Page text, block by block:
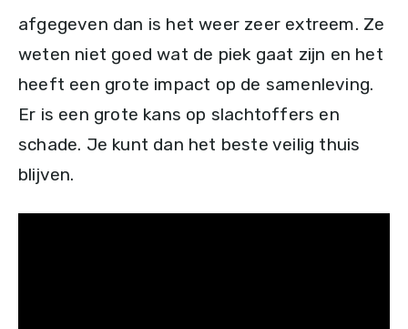
afgegeven dan is het weer zeer extreem. Ze
weten niet goed wat de piek gaat zijn en het
heeft een grote impact op de samenleving.
Er is een grote kans op slachtoffers en
schade. Je kunt dan het beste veilig thuis
blijven.